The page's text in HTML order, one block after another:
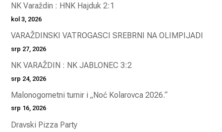
NK Varaždin : HNK Hajduk 2:1
kol 3, 2026
VARAŽDINSKI VATROGASCI SREBRNI NA OLIMPIJADI
srp 27, 2026
NK VARAŽDIN : NK JABLONEC 3:2
srp 24, 2026
Malonogometni turnir i „Noć Kolarovca 2026.“
srp 16, 2026
Dravski Pizza Party